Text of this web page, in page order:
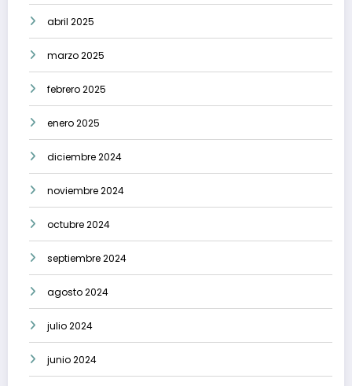
abril 2025
marzo 2025
febrero 2025
enero 2025
diciembre 2024
noviembre 2024
octubre 2024
septiembre 2024
agosto 2024
julio 2024
junio 2024